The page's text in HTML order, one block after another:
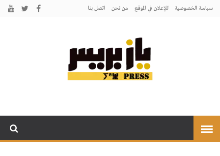
سياسة الخصوصية للإعلان في الموقع من نحن اتصل بنـا